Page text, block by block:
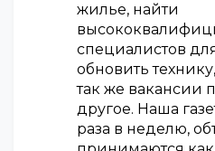
жилье, найти
специалистов
обновить
так же вакансии
другое. Наша
раза в неделю,